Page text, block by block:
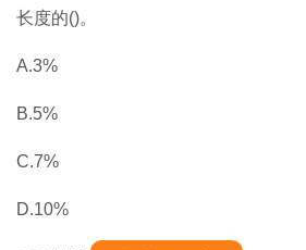
长度的()。
A.3%
B.5%
C.7%
D.10%